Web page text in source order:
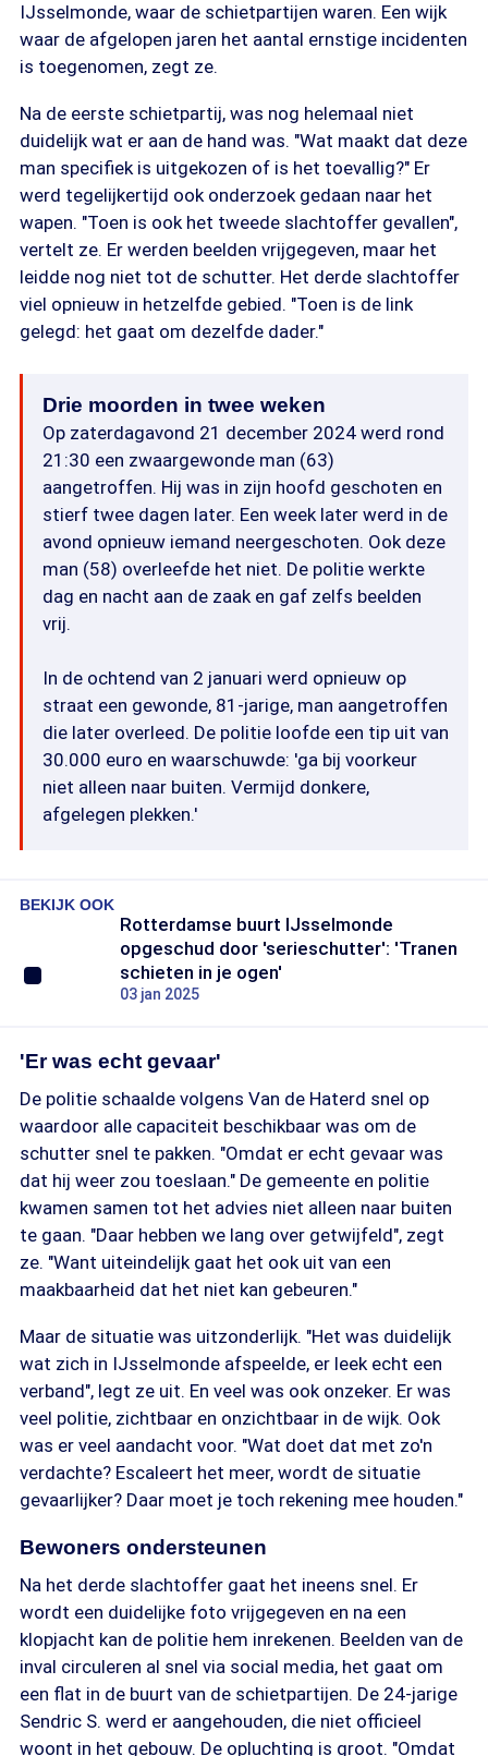
IJsselmonde, waar de schietpartijen waren. Een wijk
waar de afgelopen jaren het aantal ernstige incidenten
is toegenomen, zegt ze.
Na de eerste schietpartij, was nog helemaal niet
duidelijk wat er aan de hand was. "Wat maakt dat deze
man specifiek is uitgekozen of is het toevallig?" Er
werd tegelijkertijd ook onderzoek gedaan naar het
wapen. "Toen is ook het tweede slachtoffer gevallen",
vertelt ze. Er werden beelden vrijgegeven, maar het
leidde nog niet tot de schutter. Het derde slachtoffer
viel opnieuw in hetzelfde gebied. "Toen is de link
gelegd: het gaat om dezelfde dader."
Drie moorden in twee weken
Op zaterdagavond 21 december 2024 werd rond
21:30 een zwaargewonde man (63)
aangetroffen. Hij was in zijn hoofd geschoten en
stierf twee dagen later. Een week later werd in de
avond opnieuw iemand neergeschoten. Ook deze
man (58) overleefde het niet. De politie werkte
dag en nacht aan de zaak en gaf zelfs beelden
vrij.
In de ochtend van 2 januari werd opnieuw op
straat een gewonde, 81-jarige, man aangetroffen
die later overleed. De politie loofde een tip uit van
30.000 euro en waarschuwde: 'ga bij voorkeur
niet alleen naar buiten. Vermijd donkere,
afgelegen plekken.'
BEKIJK OOK
Rotterdamse buurt IJsselmonde
opgeschud door 'serieschutter': 'Tranen
schieten in je ogen'
03 jan 2025
'Er was echt gevaar'
De politie schaalde volgens Van de Haterd snel op
waardoor alle capaciteit beschikbaar was om de
schutter snel te pakken. "Omdat er echt gevaar was
dat hij weer zou toeslaan." De gemeente en politie
kwamen samen tot het advies niet alleen naar buiten
te gaan. "Daar hebben we lang over getwijfeld", zegt
ze. "Want uiteindelijk gaat het ook uit van een
maakbaarheid dat het niet kan gebeuren."
Maar de situatie was uitzonderlijk. "Het was duidelijk
wat zich in IJsselmonde afspeelde, er leek echt een
verband", legt ze uit. En veel was ook onzeker. Er was
veel politie, zichtbaar en onzichtbaar in de wijk. Ook
was er veel aandacht voor. "Wat doet dat met zo'n
verdachte? Escaleert het meer, wordt de situatie
gevaarlijker? Daar moet je toch rekening mee houden."
Bewoners ondersteunen
Na het derde slachtoffer gaat het ineens snel. Er
wordt een duidelijke foto vrijgegeven en na een
klopjacht kan de politie hem inrekenen. Beelden van de
inval circuleren al snel via social media, het gaat om
een flat in de buurt van de schietpartijen. De 24-jarige
Sendric S. werd er aangehouden, die niet officieel
woont in het gebouw. De opluchting is groot. "Omdat